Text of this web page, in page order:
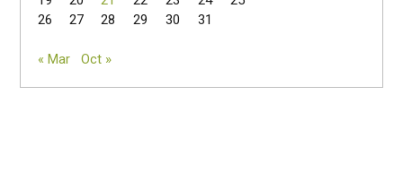
26
27 28 29 30 31
« Mar Oct »